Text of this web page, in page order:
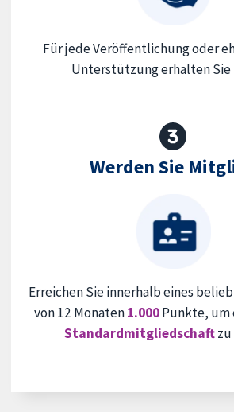
Für jede Veröffentlichung oder
Unterstützung erhalten
Werden Sie
Erreichen Sie innerhalb eines
von 12 Monaten1.000Punkte, um
Standardmitgliedschaft